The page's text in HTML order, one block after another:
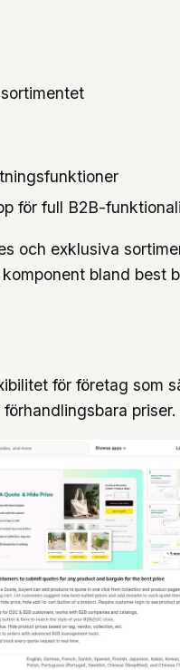
för full B2B-
och exklusiva
bland best
för företag som
priser.